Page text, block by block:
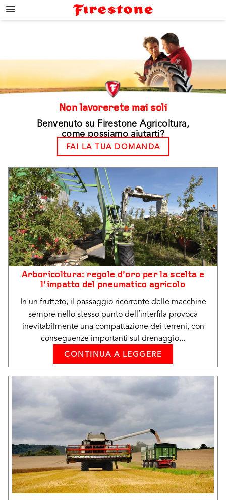
Non lavorerete mai soli
Benvenuto su Firestone Agricoltura,
come possiamo aiutarti?
FAI LA TUA DOMANDA
Arboricoltura: regole d’oro per la scelta e
l’impatto del pneumatico agricolo
In un frutteto, il passaggio ricorrente delle macchine
sempre nello stesso punto dell’interfila provoca
inevitabilmente una compattazione dei terreni, con
conseguenze importanti sul drenaggio...
CONTINUA A LEGGERE